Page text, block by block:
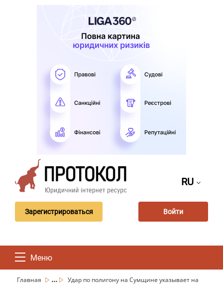
RU
Зарегистрироваться Войти
Меню
Главная ...
Удар по полигону на Сумщине указывает на